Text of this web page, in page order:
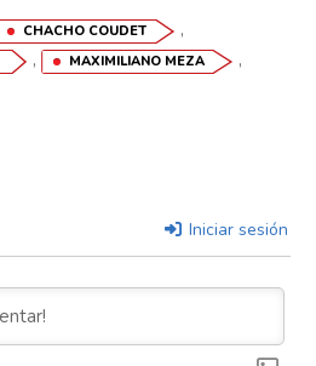
CHACHO COUDET ,
, MAXIMILIANO MEZA ,
Iniciar sesión